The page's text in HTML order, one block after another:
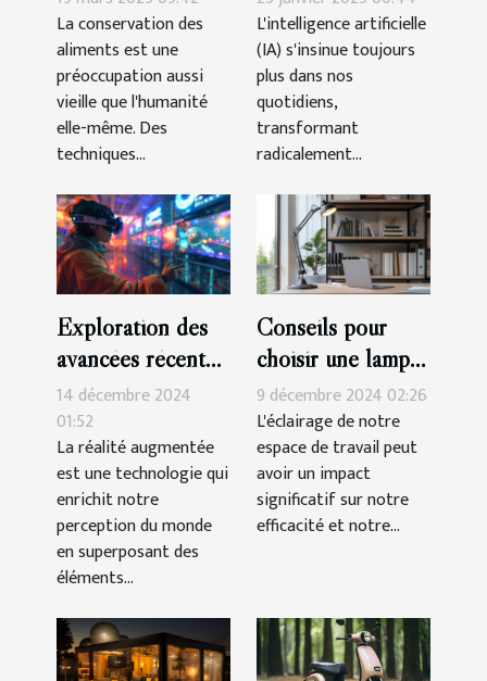
conservation des
aliments
La conservation des
aliments est une
préoccupation aussi
vieille que l'humanité
elle-même. Des
techniques...
influencent
l'industrie du jeu
vidéo
L'intelligence artificielle
(IA) s'insinue toujours
plus dans nos
quotidiens,
transformant
radicalement...
Exploration des
avancées récentes
en réalité
augmentée et
leurs applications
ludiques
14 décembre 2024
01:52
La réalité augmentée
est une technologie qui
enrichit notre
perception du monde
en superposant des
éléments...
Conseils pour
choisir une lampe
de bureau qui
améliore votre
productivité
9 décembre 2024 02:26
L'éclairage de notre
espace de travail peut
avoir un impact
significatif sur notre
efficacité et notre...